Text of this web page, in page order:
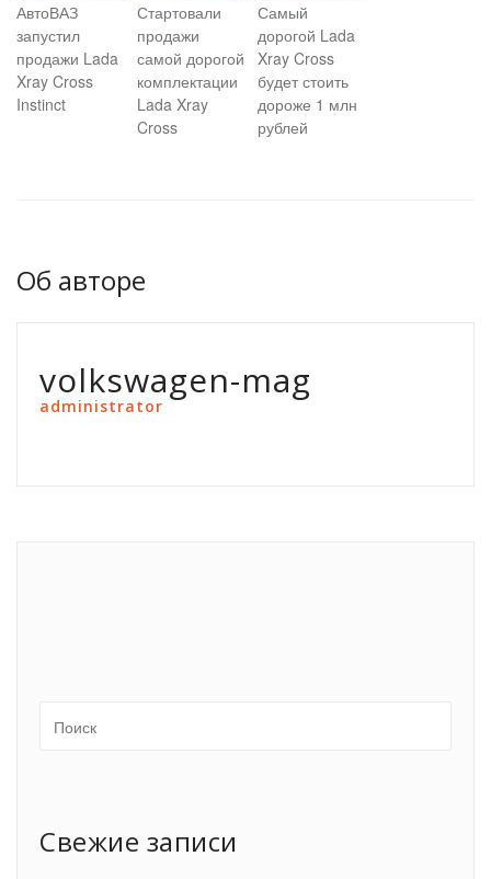
АвтоВАЗ
запустил
продажи Lada
Xray Cross
Instinct
Стартовали
продажи
самой дорогой
комплектации
Lada Xray
Cross
Самый
дорогой Lada
Xray Cross
будет стоить
дороже 1 млн
рублей
Об авторе
volkswagen-mag
administrator
Свежие записи